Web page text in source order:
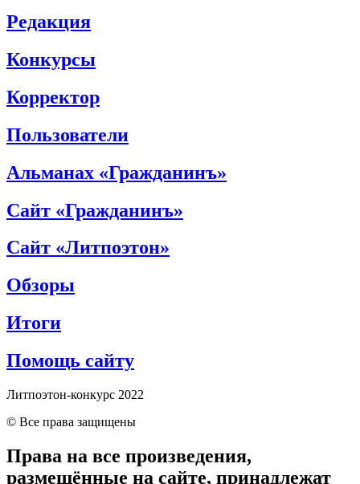
Редакция
Конкурсы
Корректор
Пользователи
Альманах «Гражданинъ»
Сайт «Гражданинъ»
Сайт «Литпоэтон»
Обзоры
Итоги
Помощь сайту
Литпоэтон-конкурс 2022
© Все права защищены
Права на все произведения,
размещённые на сайте, принадлежат